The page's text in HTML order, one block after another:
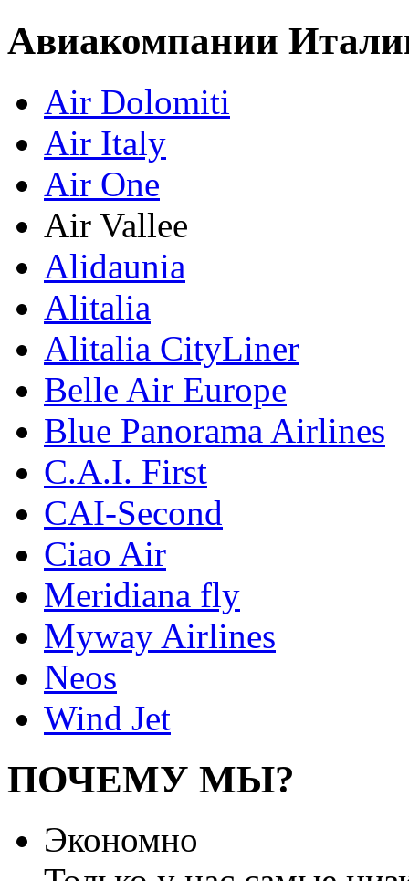
Авиакомпании
Air Dolomiti
Air Italy
Air One
Air Vallee
Alidaunia
Alitalia
Alitalia CityLiner
Belle Air Europe
Blue Panorama Airlines
C.A.I. First
CAI-Second
Ciao Air
Meridiana fly
Myway Airlines
Neos
Wind Jet
ПОЧЕМУ МЫ?
Экономно